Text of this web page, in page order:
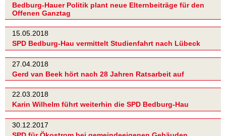
Bedburg-Hauer Politik plant neue Elternbeiträge für den
Offenen Ganztag
15.05.2018
SPD Bedburg-Hau vermittelt Studienfahrt nach Lübeck
27.04.2018
Gerd van Beek hört nach 28 Jahren Ratsarbeit auf
22.03.2018
Karin Wilhelm führt weiterhin die SPD Bedburg-Hau
30.12.2017